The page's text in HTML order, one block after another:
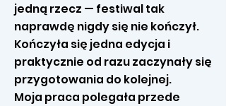
jedną rzecz — festiwal tak
naprawdę nigdy się nie kończył.
Kończyła się jedna edycja i
praktycznie od razu zaczynały się
przygotowania do kolejnej.
Moja praca polegała przede